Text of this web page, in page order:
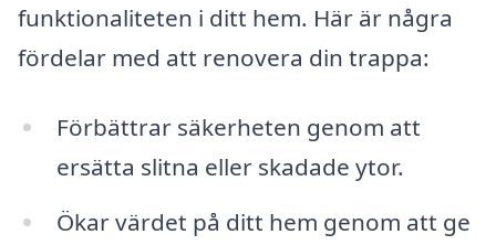
funktionaliteten i ditt hem. Här är några
fördelar med att renovera din trappa:
Förbättrar säkerheten genom att
ersätta slitna eller skadade ytor.
Ökar värdet på ditt hem genom att ge